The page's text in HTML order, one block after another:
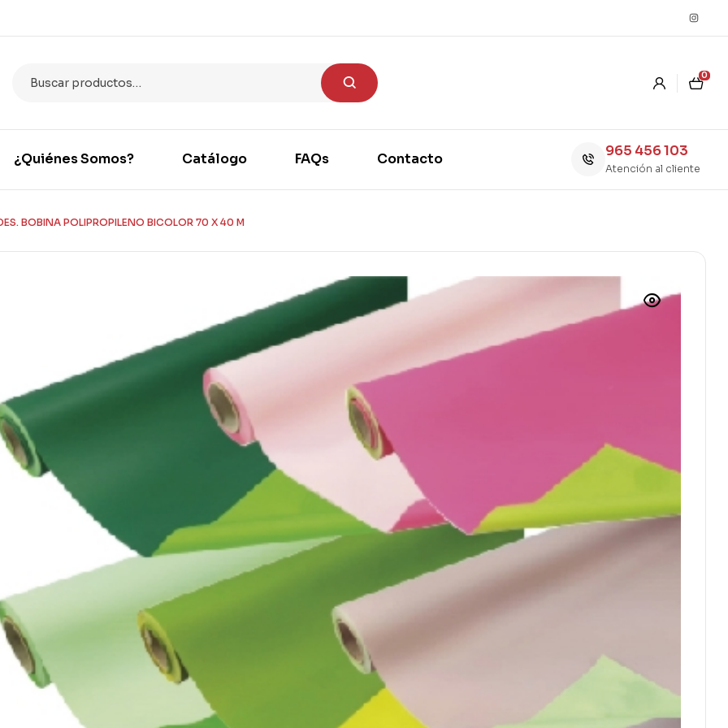
0
¿Quiénes Somos? Catálogo FAQs Contacto 965 456 103
Atención al cliente
BOBINA POLIPROPILENO BICOLOR 70 X 40 M